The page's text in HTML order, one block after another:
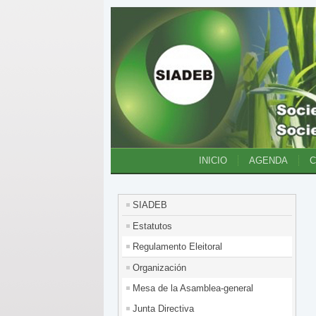
INICIO AGENDA
SIADEB
Estatutos
Regulamento Eleitoral
Organización
Mesa de la Asamblea-general
Junta Directiva